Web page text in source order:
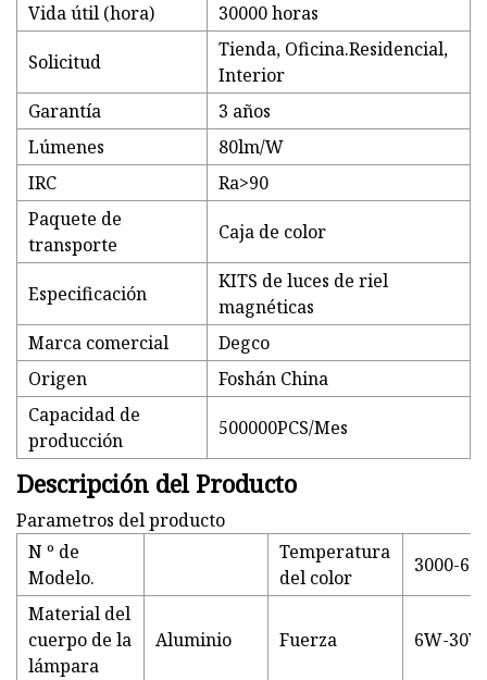
Vida útil (hora)
30000 horas
Solicitud
Tienda, Oficina.Residencial,
Interior
Garantía
3 años
Lúmenes
80lm/W
IRC
Ra>90
Paquete de
transporte
Caja de color
Especificación
KITS de luces de riel
magnéticas
Marca comercial
Degco
Origen
Foshán China
Capacidad de
producción
500000PCS/Mes
Descripción del Producto
Parametros del producto
N º de
Modelo.
Temperatura
del color
3000-
Material del
cuerpo de la
lámpara
Aluminio Fuerza 6W-30W